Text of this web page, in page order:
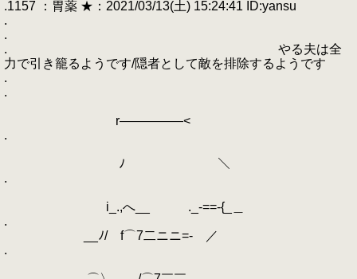
.1157 ：胃薬 ★：2021/03/13(土) 15:24:41 ID:yansu
.
.
. やる夫は全
力で引き籠るようです/隠者として敵を排除するようです
.
.
r―――――<
.
ﾉ ＼
.
i_.,へ__ ._-==-{_＿
.
__ﾉ/ f⌒7二ニニ=- ／
.